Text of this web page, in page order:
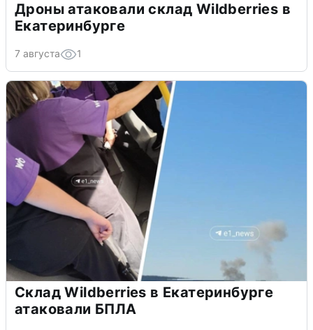
Дроны атаковали склад Wildberries в
Екатеринбурге
7 августа 1
Склад Wildberries в Екатеринбурге
атаковали БПЛА